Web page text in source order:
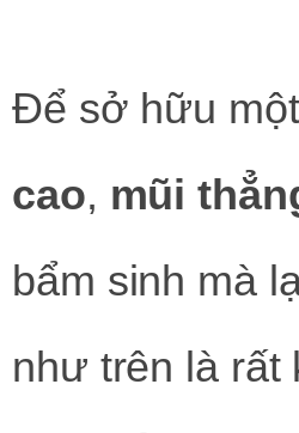
Để sở hữu
cao, mũi
bẩm sinh mà
như trên là rất